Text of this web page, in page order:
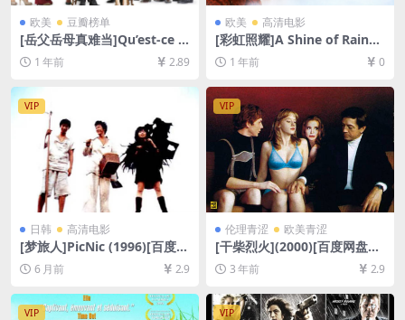
欧美 豆瓣榜单
[岳父岳母真难当]Qu’est-ce q
u’on a fait au Bon Dieu? (20
14)[百度网盘+夸克网盘1080P
超清未删减资源][网盘在线播
放/下载][MP4/6.3GB][中文字
幕]
1 年前 2.89
欧美 高清电影
[彩虹照耀]A Shine of Rainbo
ws (2009)[百度网盘+夸克网
盘1080P超清未删减资源][网
盘在线播放/下载][MP4/6.5G
B][中英字幕]
1 年前 0
VIP
日韩 高清电影
[梦旅人]PicNic (1996)[百度网
盘+夸克网盘1080P超清未删
减资源][网盘在线播放/下载]
[MP4/4.7GB][中文字幕]
6 月前 2.9
VIP
伦理青涩 欧美青涩
[干柴烈火](2000)[百度网盘
+夸克网盘1080P超清未删减
资源][网盘在线播放/下载][MP
4/5.2GB][港版中字][视频文件
+防和谐加密压缩包]
3 年前 2.9
VIP VIP